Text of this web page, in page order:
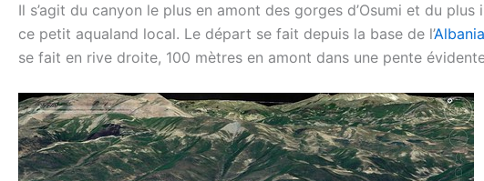
Il s’agit du canyon le plus en amont des gorges d’Osumi et du
ce petit aqualand local. Le départ se fait depuis la base de l’
se fait en rive droite, 100 mètres en amont dans une pente